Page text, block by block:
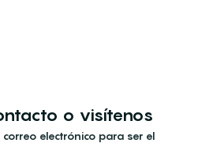
o visítenos
correo electrónico para ser el